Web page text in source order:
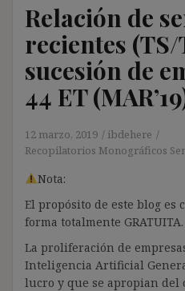
Relación de
recientes (TS/
sucesión de
44 ET
12 marzo, 2019
ibdehere
Recopilatorios Monográficos
Nota:
El propósito de este blog es
forma totalmente GRATUITA.
La proliferación de
Inteligencia Artificial
lucro y que se apropian del